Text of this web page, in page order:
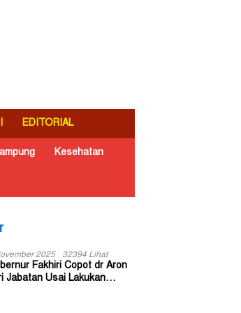
EDITORIAL
Kesehatan
2025 32394 Lihat
Fakhiri Copot dr Aron
Jabatan Usai Lakukan